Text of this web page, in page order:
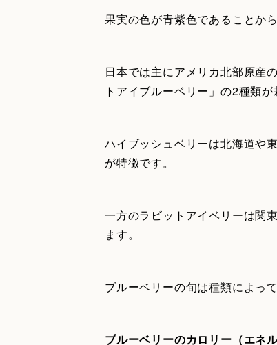
果実の色が青紫色であることか
日本では主にアメリカ北部原産
トアイブルーベリー」の2種類が
ハイブッシュベリーは北海道や
が特徴です。
一方のラビットアイベリーは関
ます。
ブルーベリーの旬は種類によっ
ブルーベリーのカロリー（エネ